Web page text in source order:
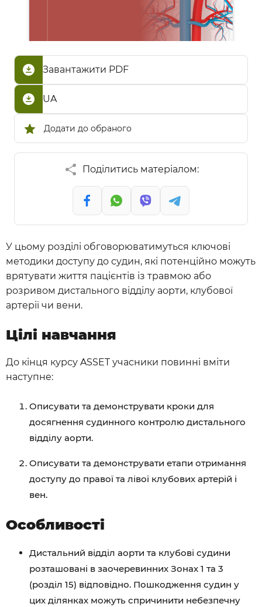
Додати до обраного
Завантажити PDF
UA
Поділитись матеріалом:
У цьому розділі обговорюватимуться ключові
методики доступу до судин, які потенційно можуть
врятувати життя пацієнтів із травмою або
розривом дистального відділу аорти, клубової
артерії чи вени.
Цілі навчання
До кінця курсу ASSET учасники повинні вміти
наступне:
Описувати та демонструвати кроки для
досягнення судинного контролю дистального
відділу аорти.
Описувати та демонструвати етапи отримання
доступу до правої та лівої клубових артерій і
вен.
Особливості
Дистальний відділ аорти та клубові судини
розташовані в заочеревинних Зонах 1 та 3
(розділ 15) відповідно. Пошкодження судин у
цих ділянках можуть спричинити небезпечну